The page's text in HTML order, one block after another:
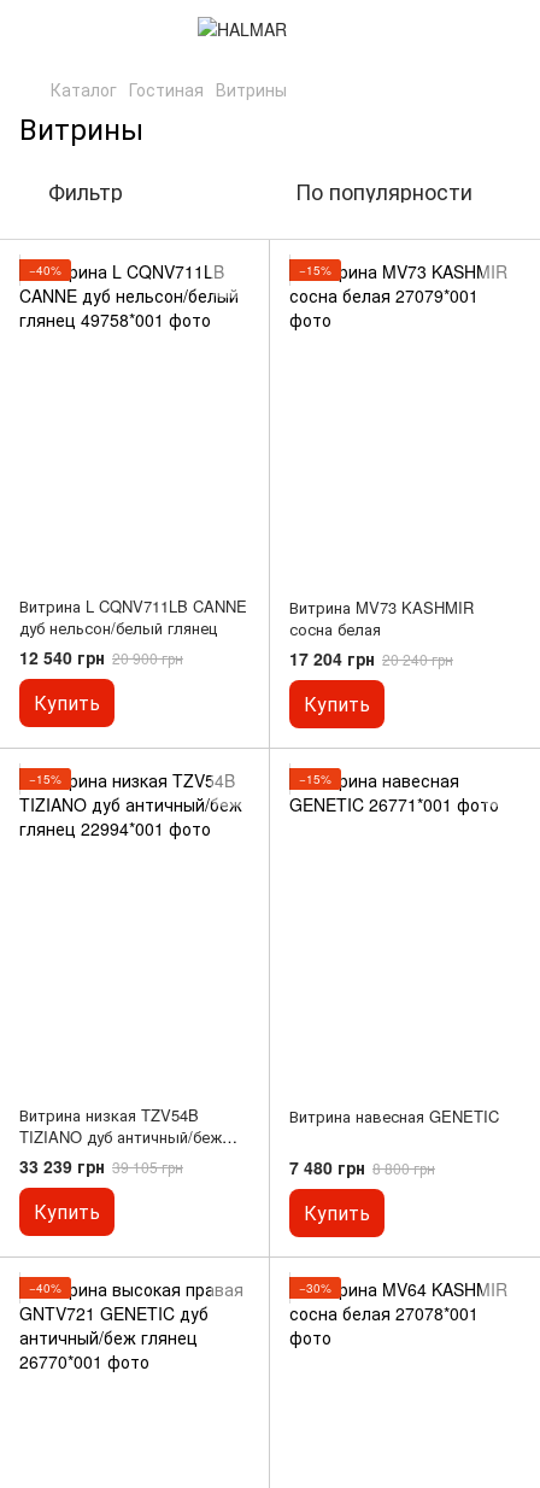
Каталог Гостиная Витрины
Витрины
Фильтр По популярности
−40%
Витрина L CQNV711LB CANNE
дуб нельсон/белый глянец
12 540 грн 20 900 грн
Купить
−15%
Витрина MV73 KASHMIR
сосна белая
17 204 грн 20 240 грн
Купить
−15%
Витрина низкая TZV54B
TIZIANO дуб античный/беж
глянец
33 239 грн 39 105 грн
Купить
−15%
Витрина навесная GENETIC
7 480 грн 8 800 грн
Купить
−40% −30%